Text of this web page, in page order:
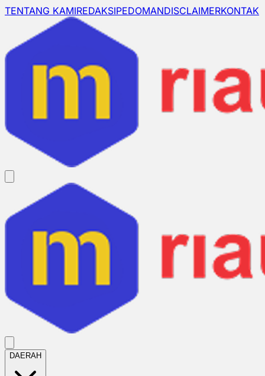
TENTANG KAMIREDAKSIPEDOMANDISCLAIMERKONTAK
DAERAH